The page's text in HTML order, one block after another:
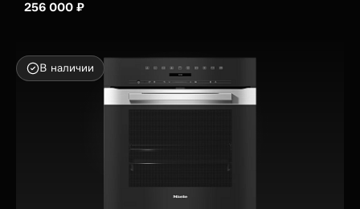
256 000 ₽
В наличии